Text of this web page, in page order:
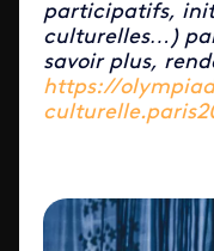
participatifs,
culturelles…)
savoir plus,
https://